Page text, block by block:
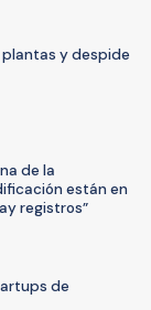
y despide
de la
están en
registros”
de